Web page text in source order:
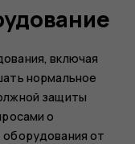
включая
нормальное
защиты
о
от